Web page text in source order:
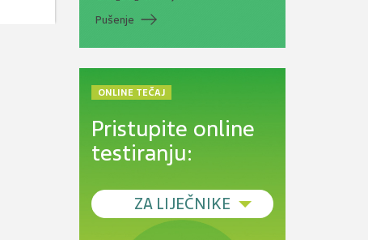
Pušenje
ONLINE TEČAJ
Pristupite online
testiranju:
ZA LIJEČNIKE